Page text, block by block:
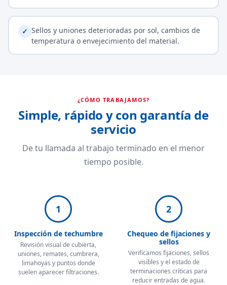
✓ Sellos y uniones deterioradas por sol, cambios de
temperatura o envejecimiento del material.
¿CÓMO TRABAJAMOS?
Simple, rápido y con garantía de
servicio
De tu llamada al trabajo terminado en el menor
tiempo posible.
1
Inspección de techumbre
Revisión visual de cubierta,
uniones, remates, cumbrera,
limahoyas y puntos donde
suelen aparecer filtraciones.
2
Chequeo de fijaciones y
sellos
Verificamos fijaciones, sellos
visibles y el estado de
terminaciones críticas para
reducir entradas de agua.